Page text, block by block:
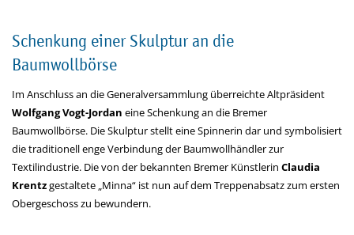
Schenkung einer Skulptur an die
Baumwollbörse
Im Anschluss an die Generalversammlung überreichte Altpräsident
Wolfgang Vogt-Jordan eine Schenkung an die Bremer
Baumwollbörse. Die Skulptur stellt eine Spinnerin dar und symbolisiert
die traditionell enge Verbindung der Baumwollhändler zur
Textilindustrie. Die von der bekannten Bremer Künstlerin Claudia
Krentzgestaltete „Minna“ ist nun auf dem Treppenabsatz zum ersten
Obergeschoss zu bewundern.